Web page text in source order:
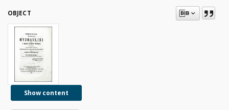
OBJECT
Show content